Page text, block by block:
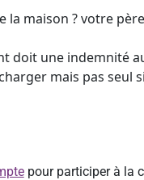
maison ? votre
doit une indemnité
mais pas seul
pour participer à la